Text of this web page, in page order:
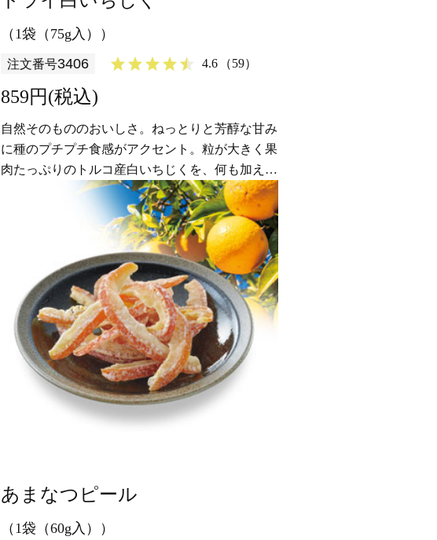
（1袋（75g入））
注文番号3406 4.6 （59）
859円(税込)
自然そのもののおいしさ。ねっとりと芳醇な甘み
に種のプチプチ食感がアクセント。粒が大きく果
肉たっぷりのトルコ産白いちじくを、何も加えず
干し上げた、自然のおいしさです。
あまなつピール
（1袋（60g入））